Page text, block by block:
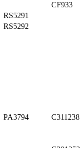
CF933
RS5291
RS5292
PA3794
C311238